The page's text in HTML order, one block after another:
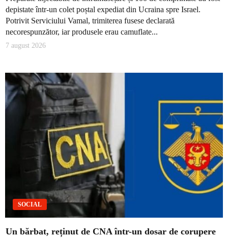
depistate într-un colet poștal expediat din Ucraina spre Israel.
Potrivit Serviciului Vamal, trimiterea fusese declarată
necorespunzător, iar produsele erau camuflate...
7 august 2026
SOCIAL
Un bărbat, reținut de CNA într-un dosar de corupere